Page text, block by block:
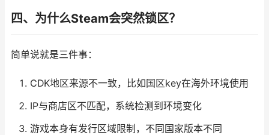
四、为什么Steam会突然锁区？
简单说就是三件事：
CDK地区来源不一致，比如国区key在海外环境使用
IP与商店区不匹配，系统检测到环境变化
游戏本身有发行区域限制，不同国家版本不同